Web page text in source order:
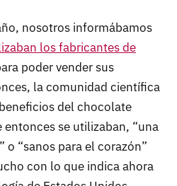
nosotros informábamos
los fabricantes de
poder vender sus
la comunidad científica
del chocolate
entonces se utilizaban, “una
“sanos para el corazón”
con lo que indica ahora